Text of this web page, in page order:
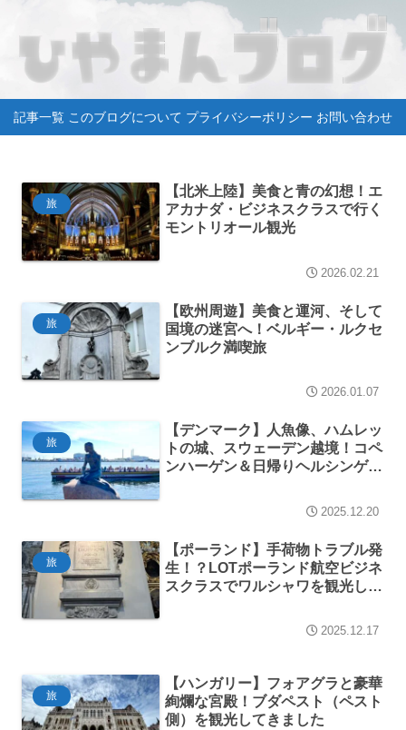
記事一覧 このブログについて プライバシーポリシー お問い合わせ
旅
【北米上陸】美食と青の幻想！エ
アカナダ・ビジネスクラスで行く
モントリオール観光
2026.02.21
旅
【欧州周遊】美食と運河、そして
国境の迷宮へ！ベルギー・ルクセ
ンブルク満喫旅
2026.01.07
旅
【デンマーク】人魚像、ハムレッ
トの城、スウェーデン越境！コペ
ンハーゲン＆日帰りヘルシンゲル
2025.12.20
旅
【ポーランド】手荷物トラブル発
生！？LOTポーランド航空ビジネ
スクラスでワルシャワを観光して
2025.12.17
旅
【ハンガリー】フォアグラと豪華
絢爛な宮殿！ブダペスト（ペスト
側）を観光してきました